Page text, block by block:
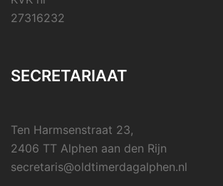
27316232
SECRETARIAAT
Ten Harmsenstraat 23,
2406 TT Alphen aan den Rijn
secretaris@oldtimerdagalphen.nl